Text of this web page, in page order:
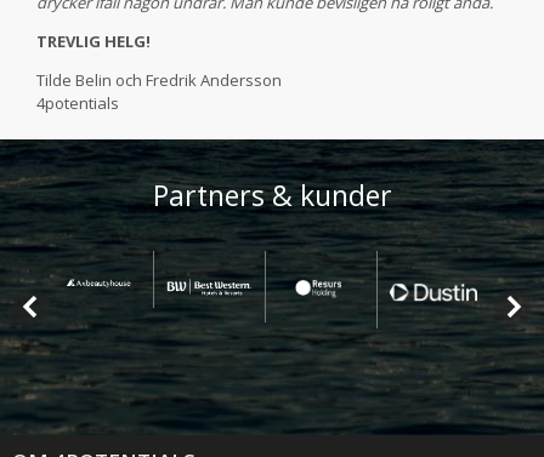
TREVLIG HELG!
Tilde Belin och Fredrik Andersson
4potentials
Partners & kunder